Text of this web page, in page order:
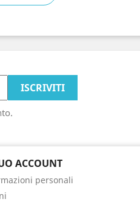
ACCOUNT
personali